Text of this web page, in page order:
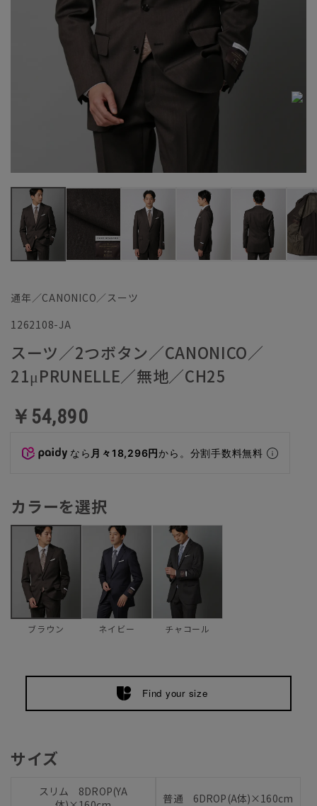
通年／CANONICO／スーツ
1262108-JA
スーツ／2つボタン／CANONICO／
21μPRUNELLE／無地／CH25
￥54,890
なら 月々18,296円から。分割手数料無料
カラーを選択
ブラウン ネイビー チャコール
Find your size
サイズ
スリム 8DROP(YA
普通 6DROP(A体)×160cm